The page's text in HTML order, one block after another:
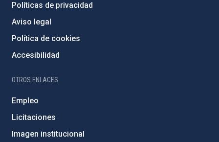
Políticas de privacidad
Aviso legal
Política de cookies
Accesibilidad
OTROS ENLACES
Empleo
Licitaciones
Imagen institucional